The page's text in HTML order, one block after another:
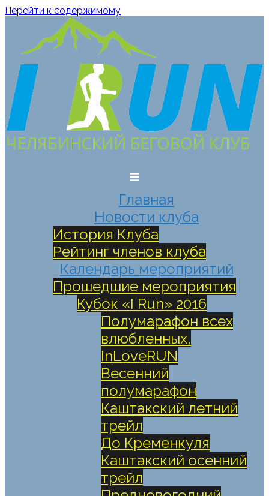
Перейти к содержимому
Главная
Новости клуба
История Клуба
Рейтинг членов клуба
Календарь мероприятий
Прошедшие мероприятия
Кубок «I Run» 2016
Полумарафон всех
влюбленных,
InLoveRUN
Весенний
полумарафон
Каштакский летний
трейл
До Кременкуля
Каштакский осенний
трейл